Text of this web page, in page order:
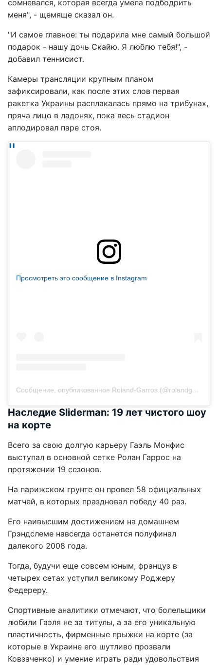
сомневался, которая всегда умела подбодрить
меня", - щемяще сказал он.
"И самое главное: ты подарила мне самый большой
подарок - нашу дочь Скайю. Я люблю тебя!", -
добавил теннисист.
Камеры трансляции крупным планом
зафиксировали, как после этих слов первая
ракетка Украины расплакалась прямо на трибунах,
пряча лицо в ладонях, пока весь стадион
аплодировал паре стоя.
Просмотреть это сообщение в Instagram
Сообщение, опубликованное Roland-Garros (@rolandgarros)
Наследие Sliderman: 19 лет чистого шоу
на корте
Всего за свою долгую карьеру Гаэль Монфис
выступал в основной сетке Ролан Гаррос на
протяжении 19 сезонов.
На парижском грунте он провел 58 официальных
матчей, в которых праздновал победу 40 раз.
Его наивысшим достижением на домашнем
Грэндслеме навсегда останется полуфинал
далекого 2008 года.
Тогда, будучи еще совсем юным, француз в
четырех сетах уступил великому Роджеру
Федереру.
Спортивные аналитики отмечают, что болельщики
любили Гаэля не за титулы, а за его уникальную
пластичность, фирменные прыжки на корте (за
которые в Украине его шутливо прозвали
Ковзаченко) и умение играть ради удовольствия